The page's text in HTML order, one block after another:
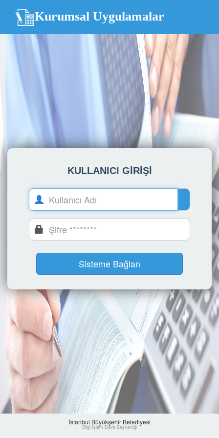
Kurumsal Uygulamalar
KULLANICI GİRİŞİ
İstanbul Büyükşehir Belediyesi
Bilgi İşlem Daire Başkanlığı